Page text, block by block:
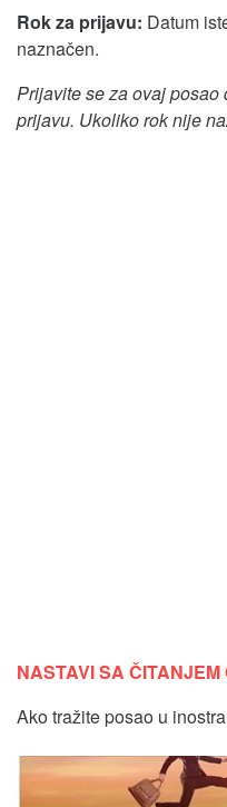
Rok za prijavu: Datum
naznačen.
Prijavite se za ovaj
prijavu. Ukoliko rok nije
NASTAVI SA ČITANJEM
Ako tražite posao u